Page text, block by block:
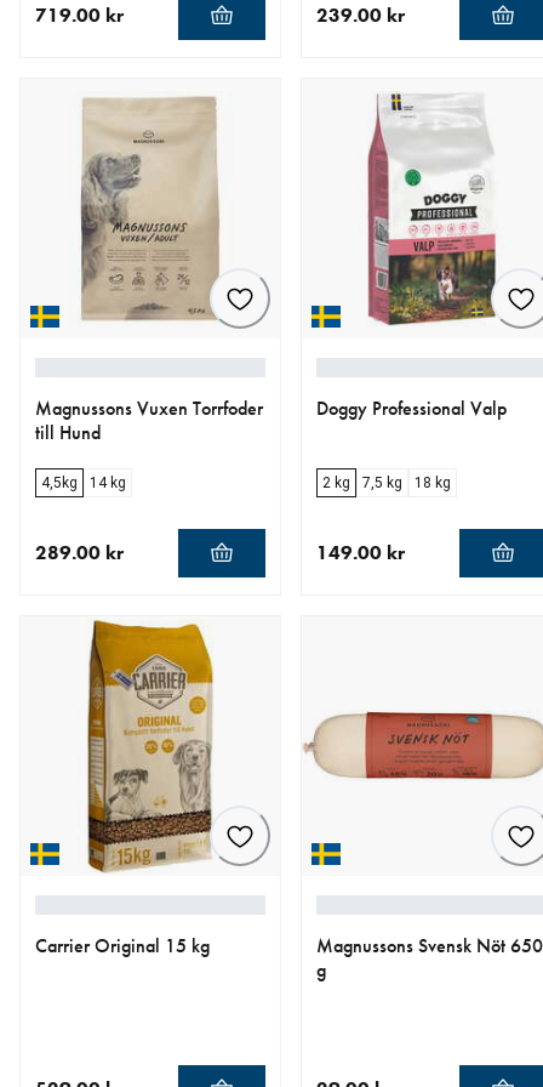
719.00 kr 239.00 kr
Magnussons Vuxen Torrfoder
till Hund
4,5kg 14 kg
289.00 kr
Doggy Professional Valp
2 kg 7,5 kg 18 kg
149.00 kr
Carrier Original 15 kg
Magnussons Svensk Nöt 650
g